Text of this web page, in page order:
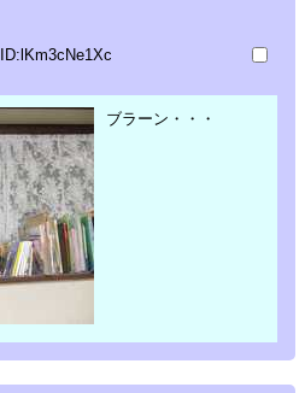
ID:lKm3cNe1Xc
ブラーン・・・